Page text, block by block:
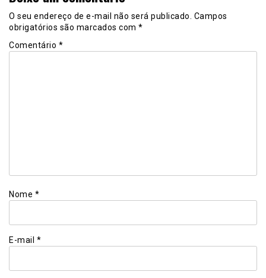
O seu endereço de e-mail não será publicado. Campos
obrigatórios são marcados com *
Comentário *
Nome *
E-mail *